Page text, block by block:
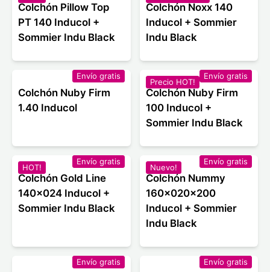
Colchón Pillow Top
PT 140 Inducol +
Sommier Indu Black
Colchón Noxx 140
Inducol + Sommier
Indu Black
Envío gratis
Colchón Nuby Firm
1.40 Inducol
Precio HOT!
Envío gratis
Colchón Nuby Firm
100 Inducol +
Sommier Indu Black
HOT!
Envío gratis
Colchón Gold Line
140x024 Inducol +
Sommier Indu Black
Nuevo!
Envío gratis
Colchón Nummy
160x020x200
Inducol + Sommier
Indu Black
Envío gratis Envío gratis